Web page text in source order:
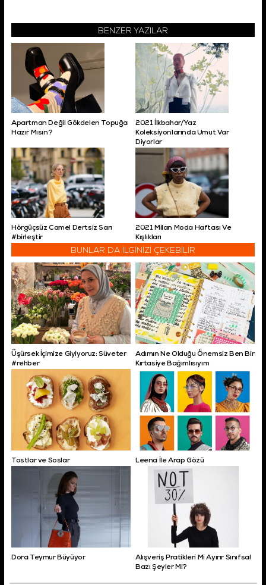
BENZER YAZILAR
Apartman Değil Gökdelen Topuğa
Hazır Mısın?
2021 İlkbahar/Yaz
Koleksiyonlarında Umut Var
Diyorlar
Hörgüçsüz Camel Dertsiz Sarı
#birleştir
2021 Milan Moda Haftası Ve
Kışlıkları
BUNLAR DA İLGİNİZİ ÇEKEBİLİR
Üşürsek İçimize Giyiyoruz: Süveter
#rehber
Adımın Ne Olduğu Önemsiz Ben Bir
Kırtasiye Bağımlısıyım
Tostlar ve Soslar Leena İle Arap Gözü
Dora Teymur Büyüyor
Alışveriş Pratikleri Mi Ayırır Sınıfsal
Bazı Şeyler Mi?